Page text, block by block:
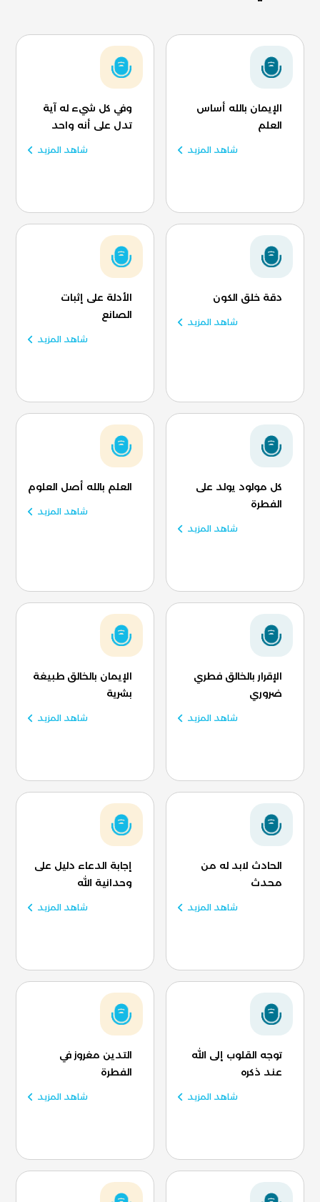
الإيمان بالله أساس
العلم
شاهد المزيد
وفي كل شيء له آية
تدل على أنه واحد
شاهد المزيد
دقة خلق الكون
شاهد المزيد
الأدلة على إثبات
الصانع
شاهد المزيد
كل مولود يولد على
الفطرة
شاهد المزيد
العلم بالله أصل العلوم
شاهد المزيد
الإقرار بالخالق فطري
ضروري
شاهد المزيد
الإيمان بالخالق طبيغة
بشرية
شاهد المزيد
الحادث لابد له من
محدث
شاهد المزيد
إجابة الدعاء دليل على
وحدانية الله
شاهد المزيد
توجه القلوب إلى الله
عند ذكره
شاهد المزيد
التدين مغروز في
الفطرة
شاهد المزيد